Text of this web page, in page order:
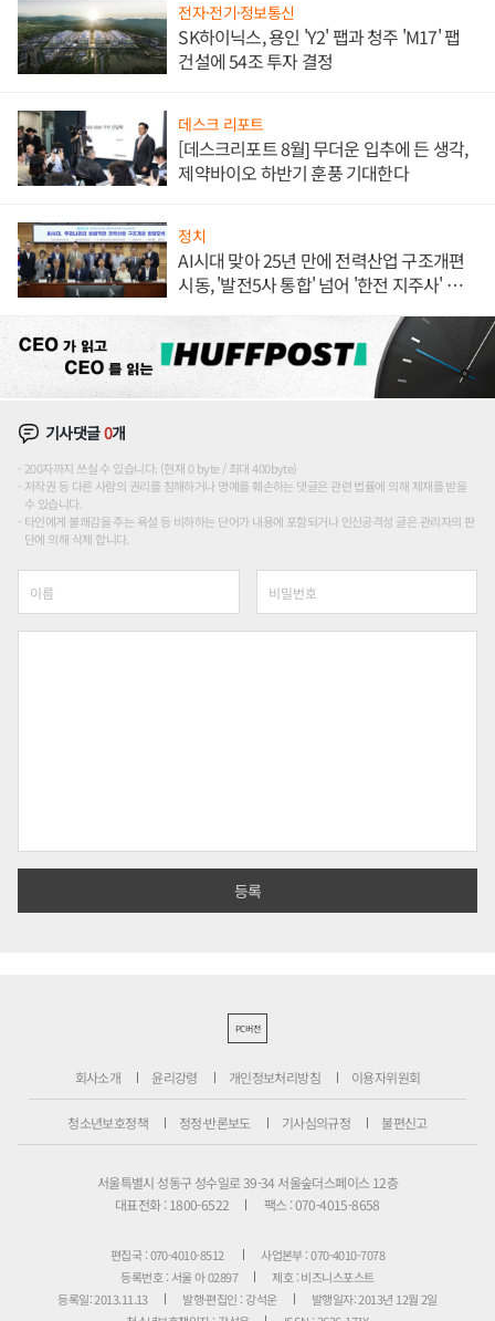
전자·전기·정보통신
SK하이닉스, 용인 'Y2' 팹과 청주 'M17' 팹
건설에 54조 투자 결정
데스크 리포트
[데스크리포트 8월] 무더운 입추에 든 생각,
제약바이오 하반기 훈풍 기대한다
정치
AI시대 맞아 25년 만에 전력산업 구조개편
시동, '발전5사 통합' 넘어 '한전 지주사' 재편
기사댓글0개
200자까지 쓰실 수 있습니다. (현재 0 byte / 최대 400byte)
저작권 등 다른 사람의 권리를 침해하거나 명예를 훼손하는 댓글은 관련 법률에 의해 제재를 받을
수 있습니다.
타인에게 불쾌감을 주는 욕설 등 비하하는 단어가 내용에 포함되거나 인신공격성 글은 관리자의 판
단에 의해 삭제 합니다.
PC버전
회사소개 윤리강령 개인정보처리방침 이용자위원회
청소년보호정책 정정·반론보도 기사심의규정 불편신고
서울특별시 성동구 성수일로 39-34 서울숲더스페이스 12층
대표전화 : 1800-6522
팩스 : 070-4015-8658
편집국 : 070-4010-8512
사업본부 : 070-4010-7078
등록번호 : 서울 아 02897
제호 : 비즈니스포스트
등록일: 2013.11.13
발행·편집인 : 강석운
발행일자: 2013년 12월 2일